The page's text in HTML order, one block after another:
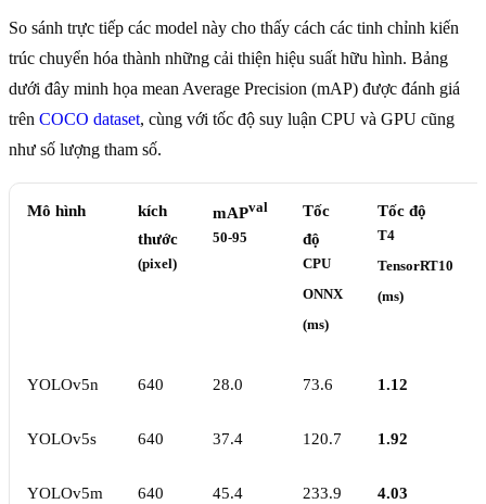
So sánh trực tiếp các model này cho thấy cách các tinh chỉnh kiến
trúc chuyển hóa thành những cải thiện hiệu suất hữu hình. Bảng
dưới đây minh họa mean Average Precision (mAP) được đánh giá
trên COCO dataset, cùng với tốc độ suy luận CPU và GPU cũng
như số lượng tham số.
Mô hình
kích
thước
(pixel)
mAPval
50-95
Tốc
độ
CPU
ONNX
(ms)
Tốc độ
T4
TensorRT10
(ms)
YOLOv5n 640 28.0 73.6 1.12
YOLOv5s 640 37.4 120.7 1.92
YOLOv5m 640 45.4 233.9 4.03